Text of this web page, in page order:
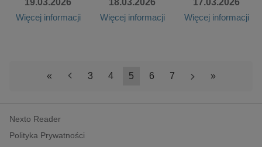
Więcej informacji
Więcej informacji
Więcej informacji
« < 3 4 5 6 7 > »
Nexto Reader
Polityka Prywatności